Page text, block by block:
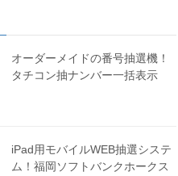
オーダーメイドの番号抽選機！
タチコン抽ナンバー一括表示
iPad用モバイルWEB抽選システ
ム！福岡ソフトバンクホークス